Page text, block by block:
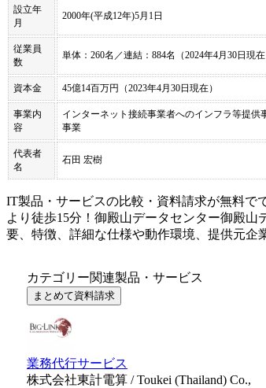
設立年
月
2000年(平成12年)5月1日
従業員
数
単体：260名／連結：884名（2024年4月30日現在
資本金 45億14百万円（2023年4月30日現在）
事業内
容
インターネット接続事業者へのインフラ等提
事業
代表者
名
石田 宏樹
IT製品・サービスの比較・資料請求が無料で
より徒歩15分！御殿山データセンター御殿山
要、特徴、詳細な仕様や動作環境、提供元企
カテゴリー関連製品・サービス
まとめて資料請求
業務代行サービス
株式会社東計電算 / Toukei (Thailand) Co.,